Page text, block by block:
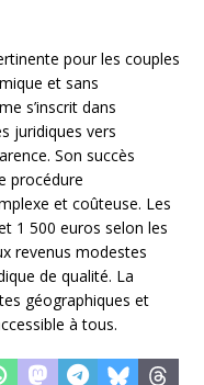
pour les couples
et sans
s’inscrit dans
juridiques vers
Son succès
procédure
et coûteuse. Les
1 500 euros selon les
revenus modestes
de qualité. La
géographiques et
à tous.